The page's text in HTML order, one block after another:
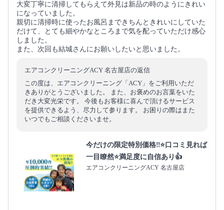
大変丁寧に清掃してもらえて外見は新品の時のようにきれい
になっていました。
親切に清掃時に使ったお風呂まできちんときれいにしていた
だけて、とても細やかなところまで気を配っていただけ感心
しました。
また、次回も結城さんにお願いしたいと思いました。
エアコンクリーニングACY 名古屋店の返信
この度は、エアコンクリーニング「ACY」をご利用いただ
きありがとうございました。 また、お褒めのお言葉をいた
だき大変光栄です。 今後もお客様に喜んで頂けるサービス
を提供できるよう、尽力して参ります。 お困りの際はまた
いつでもご相談くださいませ。
今だけの限定特別価格‼️⭐口コミ見れば
一目瞭然⭐満足度に自信あり👍
エアコンクリーニングACY 名古屋店